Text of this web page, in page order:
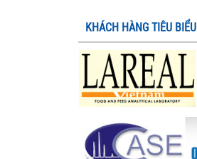
KHÁCH HÀNG TIÊU BIỂU